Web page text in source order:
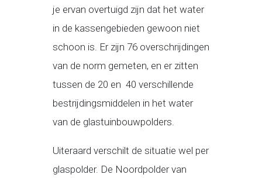
je ervan overtuigd zijn dat het water
in de kassengebieden gewoon niet
schoon is. Er zijn 76 overschrijdingen
van de norm gemeten, en er zitten
tussen de 20 en 40 verschillende
bestrijdingsmiddelen in het water
van de glastuinbouwpolders.
Uiteraard verschilt de situatie wel per
glaspolder. De Noordpolder van